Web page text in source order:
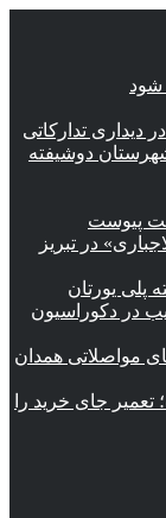
شود
دیداری تدارکاتی
دیّر: ۲۰ مدرسه شهرستان دوشیفته
پیوست
در تبریز
پلی یورتان
در دکوراسیون
محورهای مواصلاتی همدان
جای خرید را